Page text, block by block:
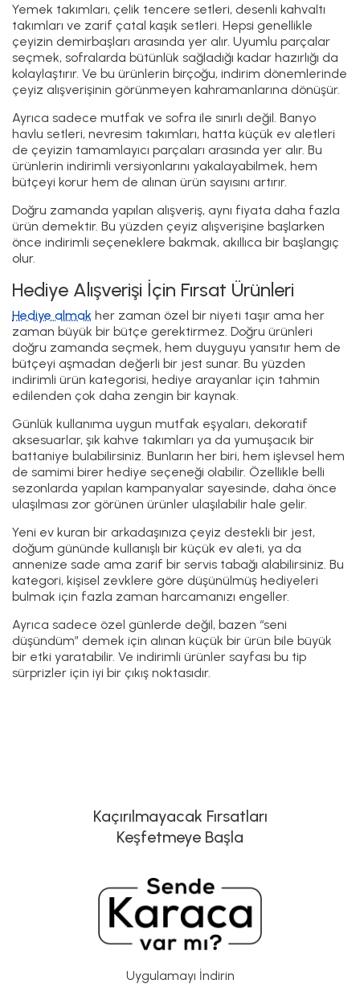
Yemek takımları, çelik tencere setleri, desenli kahvaltı
takımları ve zarif çatal kaşık setleri. Hepsi genellikle
çeyizin demirbaşları arasında yer alır. Uyumlu parçalar
seçmek, sofralarda bütünlük sağladığı kadar hazırlığı da
kolaylaştırır. Ve bu ürünlerin birçoğu, indirim dönemlerinde
çeyiz alışverişinin görünmeyen kahramanlarına dönüşür.
Ayrıca sadece mutfak ve sofra ile sınırlı değil. Banyo
havlu setleri, nevresim takımları, hatta küçük ev aletleri
de çeyizin tamamlayıcı parçaları arasında yer alır. Bu
ürünlerin indirimli versiyonlarını yakalayabilmek, hem
bütçeyi korur hem de alınan ürün sayısını artırır.
Doğru zamanda yapılan alışveriş, aynı fiyata daha fazla
ürün demektir. Bu yüzden çeyiz alışverişine başlarken
önce indirimli seçeneklere bakmak, akıllıca bir başlangıç
olur.
Hediye Alışverişi İçin Fırsat Ürünleri
Hediye almak her zaman özel bir niyeti taşır ama her
zaman büyük bir bütçe gerektirmez. Doğru ürünleri
doğru zamanda seçmek, hem duyguyu yansıtır hem de
bütçeyi aşmadan değerli bir jest sunar. Bu yüzden
indirimli ürün kategorisi, hediye arayanlar için tahmin
edilenden çok daha zengin bir kaynak.
Günlük kullanıma uygun mutfak eşyaları, dekoratif
aksesuarlar, şık kahve takımları ya da yumuşacık bir
battaniye bulabilirsiniz. Bunların her biri, hem işlevsel hem
de samimi birer hediye seçeneği olabilir. Özellikle belli
sezonlarda yapılan kampanyalar sayesinde, daha önce
ulaşılması zor görünen ürünler ulaşılabilir hale gelir.
Yeni ev kuran bir arkadaşınıza çeyiz destekli bir jest,
doğum gününde kullanışlı bir küçük ev aleti, ya da
annenize sade ama zarif bir servis tabağı alabilirsiniz. Bu
kategori, kişisel zevklere göre düşünülmüş hediyeleri
bulmak için fazla zaman harcamanızı engeller.
Ayrıca sadece özel günlerde değil, bazen “seni
düşündüm” demek için alınan küçük bir ürün bile büyük
bir etki yaratabilir. Ve indirimli ürünler sayfası bu tip
sürprizler için iyi bir çıkış noktasıdır.
Kaçırılmayacak Fırsatları
Keşfetmeye Başla
Uygulamayı İndirin